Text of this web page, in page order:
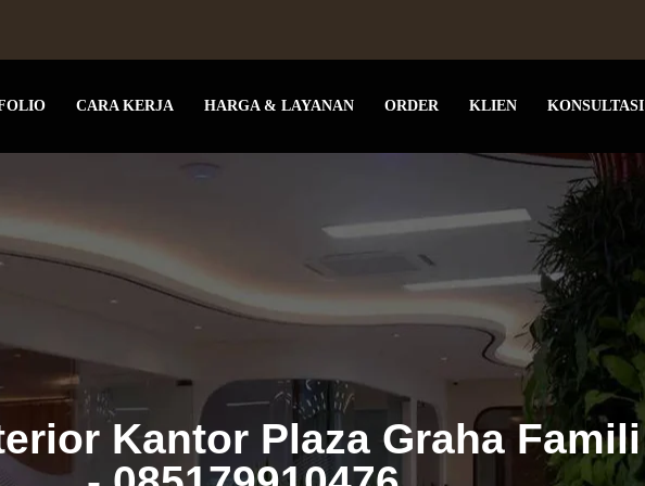
CARA KERJA HARGA & LAYANAN ORDER KLIEN KONSULTASI
Kantor Plaza Graha Famili